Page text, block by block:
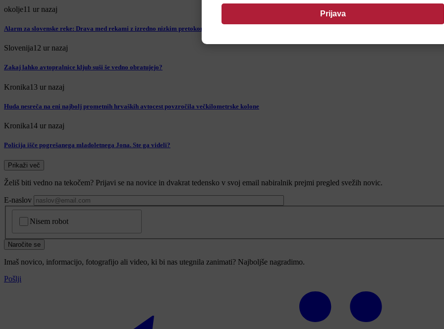
okolje11 ur nazaj
Alarm za slovenske reke: Drava med rekami z izredno nizkim pretokom
Slovenija12 ur nazaj
Zakaj lahko avtopralnice kljub suši še vedno obratujejo?
Kronika13 ur nazaj
Huda nesreča na eni najbolj prometnih hrvaških avtocest povzročila večkilometrske kolone
Kronika14 ur nazaj
Policija išče pogrešanega mladoletnega Jona. Ste ga videli?
Prikaži več
Želiš biti vedno na tekočem? Prijavi se na novice in dvakrat tedensko v svoj email nabiralnik prejmi pregled svežih novic.
E-naslov
Nisem robot
Naročite se
Imaš novico, informacijo, fotografijo ali video, ki bi nas utegnila zanimati? Najboljše nagradimo.
Pošlji